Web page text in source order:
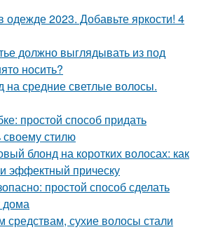
одежде 2023. Добавьте яркости! 4
должно выглядывать из под
носить?
на средние светлые волосы.
простой способ придать
своему стилю
блонд на коротких волосах: как
эффектный прическу
простой способ сделать
дома
средствам, сухие волосы стали